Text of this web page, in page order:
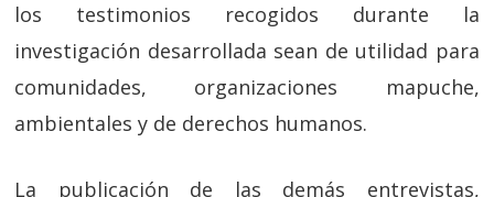
los testimonios recogidos durante la
investigación desarrollada sean de utilidad para
comunidades, organizaciones mapuche,
ambientales y de derechos humanos.
La publicación de las demás entrevistas,